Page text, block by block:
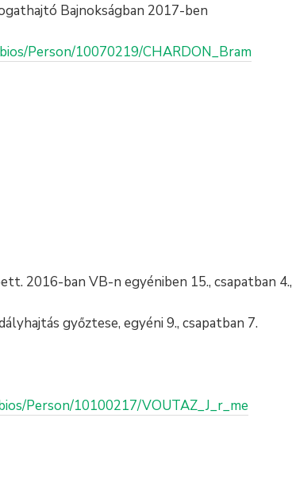
Bajnokságban 2017-ben
Person/10070219/CHARDON_Bram
2016-ban VB-n egyéniben 15., csapatban 4.,
győztese, egyéni 9., csapatban 7.
Person/10100217/VOUTAZ_J_r_me